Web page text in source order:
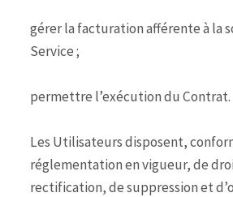
gérer la facturation afférente à la
Service ;
permettre l’exécution du Contrat.
Les Utilisateurs disposent,
réglementation en vigueur, de
rectification, de suppression et